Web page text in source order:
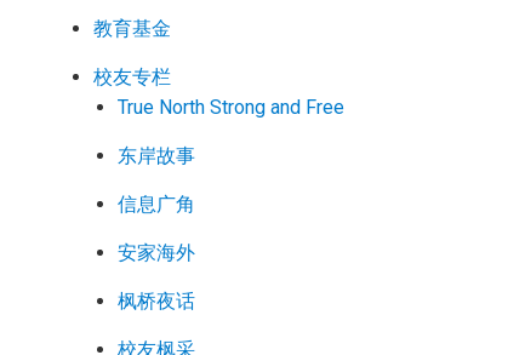
教育基金
校友专栏
True North Strong and Free
东岸故事
信息广角
安家海外
枫桥夜话
校友枫采